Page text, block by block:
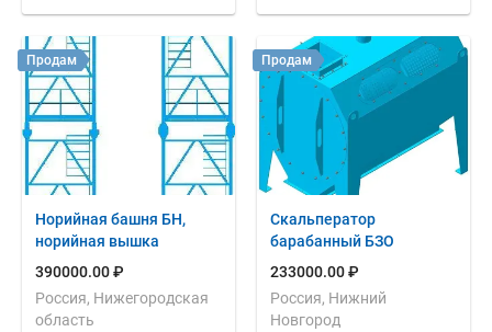
Норийная башня БН,
норийная вышка
390000.00 ₽
Россия, Нижегородская
область
Продам
Скальператор
барабанный БЗО
233000.00 ₽
Россия, Нижний
Новгород
Продам